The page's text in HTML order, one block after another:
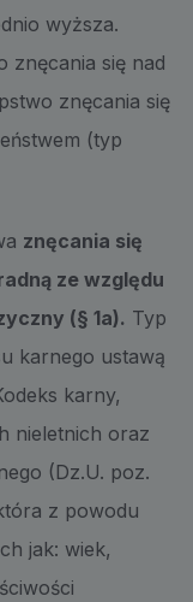
wyższa.
znęcania się nad
znęcania się
(typ
znęcania się
ze względu
(§ 1a). Typ
karnego ustawą
karny,
nieletnich oraz
(Dz.U. poz.
z powodu
jak: wiek,